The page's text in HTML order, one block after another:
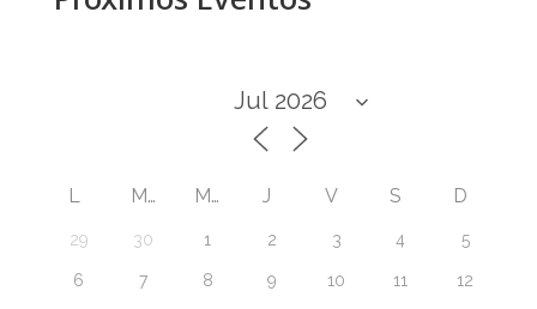
L M M J V S D
29 30 1 2 3 4 5
6 7 8 9 10 11 12